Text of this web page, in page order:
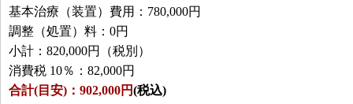
基本治療（装置）費用：780,000円
調整（処置）料：0円
小計：820,000円（税別）
消費税 10％：82,000円
合計(目安)：902,000円(税込)